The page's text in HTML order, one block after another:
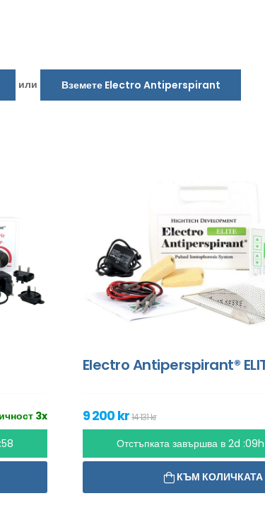
или Вземете Electro Antiperspirant
3x
Electro Antiperspirant®
9 200 kr14 131 kr
Отстъпката завършва в 2d
КЪМ КОЛИЧКАТА